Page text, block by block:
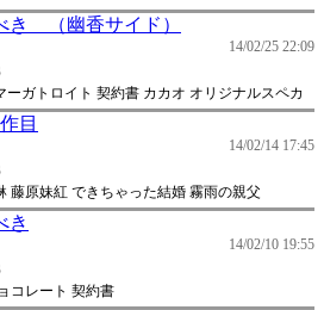
き （幽香サイド）
14/02/25 22:09
ガトロイト 契約書 カカオ オリジナルスペカ
目
14/02/14 17:45
藤原妹紅 できちゃった結婚 霧雨の親父
き
14/02/10 19:55
コレート 契約書